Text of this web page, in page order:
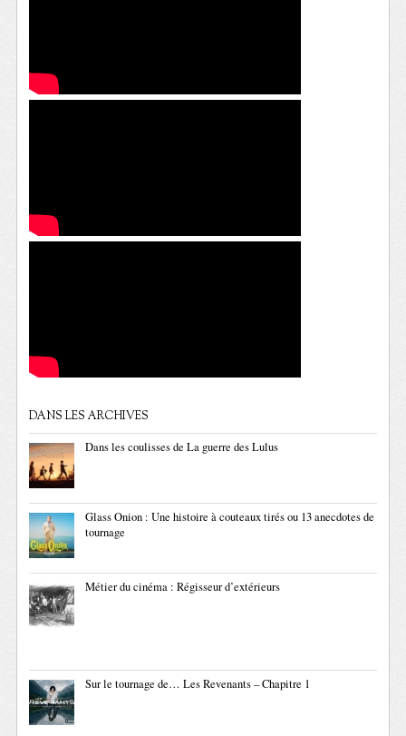
DANS LES ARCHIVES
Dans les coulisses de La guerre des Lulus
Glass Onion : Une histoire à couteaux tirés ou 13 anecdotes de
tournage
Métier du cinéma : Régisseur d’extérieurs
Sur le tournage de… Les Revenants – Chapitre 1